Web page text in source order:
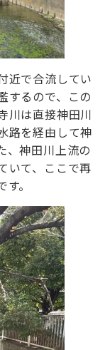
近で合流してい
するので、この
川は直接神田川
路を経由して神
、神田川上流の
いて、ここで再
。